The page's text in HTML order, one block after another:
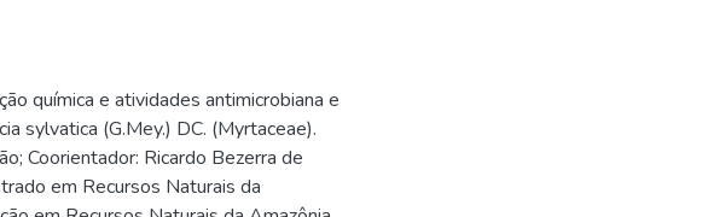
química e atividades antimicrobiana e
sylvatica (G.Mey.) DC. (Myrtaceae).
Coorientador: Ricardo Bezerra de
em Recursos Naturais da